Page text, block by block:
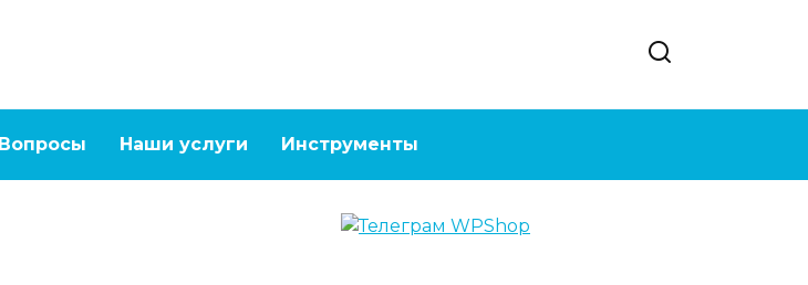
Вопросы Наши услуги Инструменты